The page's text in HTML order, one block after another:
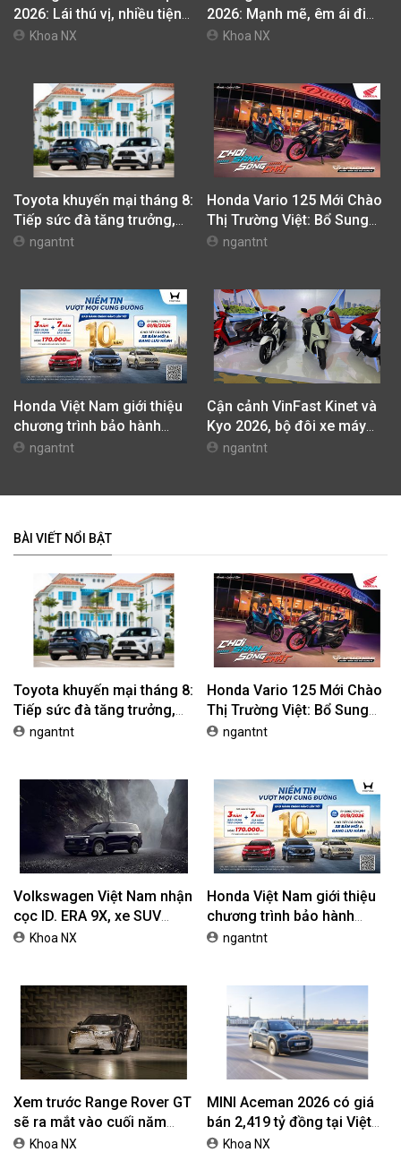
Đánh giá Skoda Kushaq
2026: Lái thú vị, nhiều tiện
nghi, giá cạnh tranh
Khoa NX
Đánh giá Subaru Forester
2026: Mạnh mẽ, êm ái đi
cùng hệ thống ADAS hoàn
Khoa NX
Toyota khuyến mại tháng 8:
Tiếp sức đà tăng trưởng,
tối ưu chi phí mua xe
ngantnt
Honda Vario 125 Mới Chào
Thị Trường Việt: Bổ Sung
Phiên Bản Street, Giá Từ
ngantnt
Honda Việt Nam giới thiệu
chương trình bảo hành
chính hãng lên tới 10 năm
dành cho khách hàng Ôtô
ngantnt
Cận cảnh VinFast Kinet và
Kyo 2026, bộ đôi xe máy
điện mới nhất tại Việt Nam
ngantnt
Toyota khuyến mại tháng 8:
Tiếp sức đà tăng trưởng,
tối ưu chi phí mua xe
Honda Vario 125 Mới Chào
Thị Trường Việt: Bổ Sung
Phiên Bản Street, Giá Từ
ngantnt
Volkswagen Việt Nam nhận
cọc ID. ERA 9X, xe SUV
EREV dự kiến giá dưới 3 tỷ
Honda Việt Nam giới thiệu
chương trình bảo hành
chính hãng lên tới 10 năm